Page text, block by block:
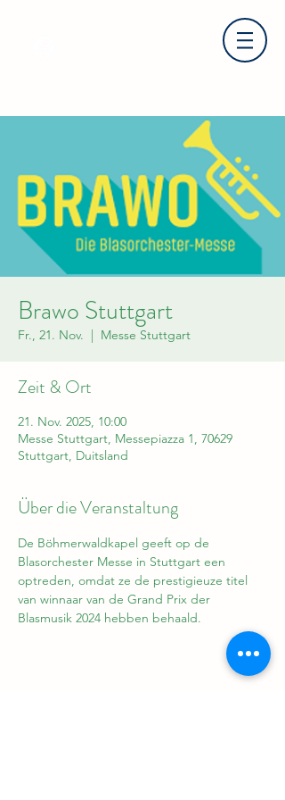
Brawo Stuttgart
Fr., 21. Nov.
  |
Messe Stuttgart
Zeit & Ort
21. Nov. 2025, 10:00
Messe Stuttgart, Messepiazza 1, 70629
Stuttgart, Duitsland
Über die Veranstaltung
De Böhmerwaldkapel geeft op de
Blasorchester Messe in Stuttgart een
optreden, omdat ze de prestigieuze titel
van winnaar van de Grand Prix der
Blasmusik 2024 hebben behaald.